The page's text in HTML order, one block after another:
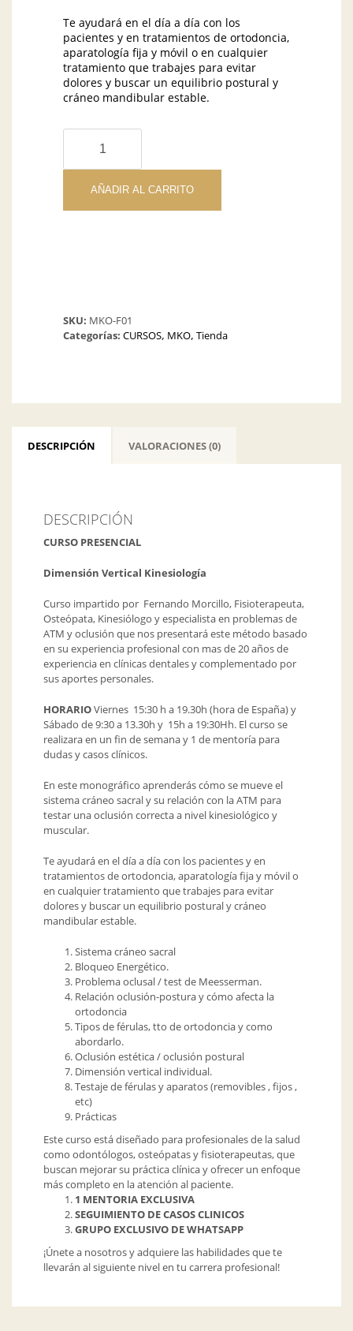
Te ayudará en el día a día con los
pacientes y en tratamientos de ortodoncia,
aparatología fija y móvil o en cualquier
tratamiento que trabajes para evitar
dolores y buscar un equilibrio postural y
cráneo mandibular estable.
VERTICAL
INDIVIDUAL
KINESIOLÓGICA
cantidadAÑADIR AL CARRITO
SKU: MKO-F01
Categorías: CURSOS, MKO, Tienda
DESCRIPCIÓN VALORACIONES (0)
DESCRIPCIÓN
CURSO PRESENCIAL
Dimensión Vertical Kinesiología
Curso impartido por Fernando Morcillo, Fisioterapeuta,
Osteópata, Kinesiólogo y especialista en problemas de
ATM y oclusión que nos presentará este método basado
en su experiencia profesional con mas de 20 años de
experiencia en clínicas dentales y complementado por
sus aportes personales.
HORARIOViernes 15:30 h a 19.30h (hora de España) y
Sábado de 9:30 a 13.30h y 15h a 19:30Hh. El curso se
realizara en un fin de semana y 1 de mentoría para
dudas y casos clínicos.
En este monográfico aprenderás cómo se mueve el
sistema cráneo sacral y su relación con la ATM para
testar una oclusión correcta a nivel kinesiológico y
muscular.
Te ayudará en el día a día con los pacientes y en
tratamientos de ortodoncia, aparatología fija y móvil o
en cualquier tratamiento que trabajes para evitar
dolores y buscar un equilibrio postural y cráneo
mandibular estable.
Sistema cráneo sacral
Bloqueo Energético.
Problema oclusal / test de Meesserman.
Relación oclusión-postura y cómo afecta la
ortodoncia
Tipos de férulas, tto de ortodoncia y como
abordarlo.
Oclusión estética / oclusión postural
Dimensión vertical individual.
Testaje de férulas y aparatos (removibles , fijos ,
etc)
Prácticas
Este curso está diseñado para profesionales de la salud
como odontólogos, osteópatas y fisioterapeutas, que
buscan mejorar su práctica clínica y ofrecer un enfoque
más completo en la atención al paciente.
1 MENTORIA EXCLUSIVA
SEGUIMIENTO DE CASOS CLINICOS
GRUPO EXCLUSIVO DE WHATSAPP
¡Únete a nosotros y adquiere las habilidades que te
llevarán al siguiente nivel en tu carrera profesional!